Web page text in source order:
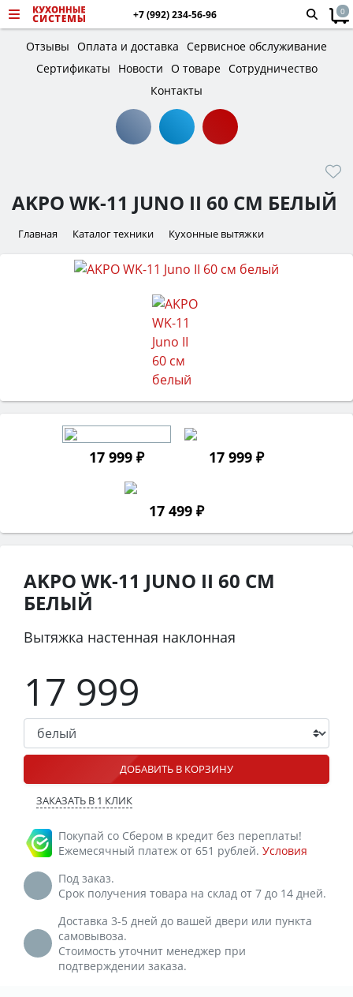
+7 (992) 234-56-96 0
Отзывы Оплата и доставка Сервисное обслуживание
Сертификаты
Новости О товаре Сотрудничество
Контакты
AKPO WK-11 JUNO II 60 СМ БЕЛЫЙ
Главная Каталог техники Кухонные вытяжки
17 999 ₽ 17 999 ₽
17 499 ₽
AKPO WK-11 JUNO II 60 СМ
БЕЛЫЙ
Вытяжка настенная наклонная
17 999
ДОБАВИТЬ В КОРЗИНУ
ЗАКАЗАТЬ В 1 КЛИК
Покупай со Сбером в кредит без переплаты!
Ежемесячный платеж от 651 рублей. Условия
Под заказ.
Срок получения товара на склад от 7 до 14 дней.
Доставка 3-5 дней до вашей двери или пункта
самовывоза.
Стоимость уточнит менеджер при
подтверждении заказа.